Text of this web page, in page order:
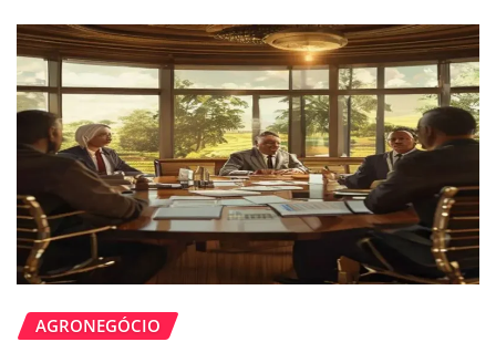
AGRONEGÓCIO